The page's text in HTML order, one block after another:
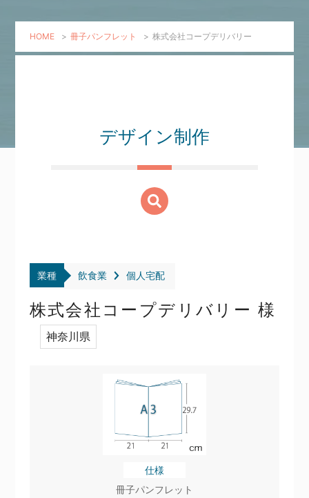
HOME > 冊子パンフレット > 株式会社コープデリバリー
デザイン制作
業種 飲食業 個人宅配
株式会社コープデリバリー 様
神奈川県
仕様
冊子パンフレット